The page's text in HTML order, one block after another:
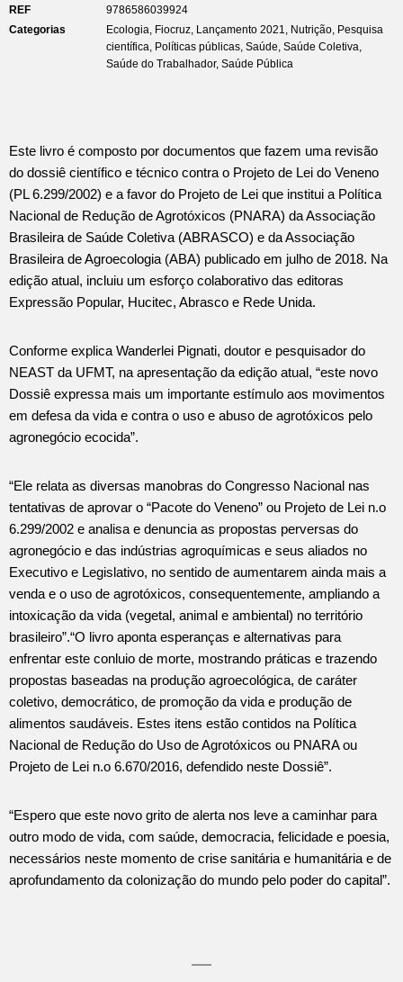
REF
9786586039924
Categorias
Ecologia Fiocruz Lançamento 2021 Nutrição Pesquisa
científica Políticas públicas Saúde Saúde Coletiva
Saúde do Trabalhador, Saúde Pública
Este livro é composto por documentos que fazem uma revisão
do dossiê científico e técnico contra o Projeto de Lei do Veneno
(PL 6.299/2002) e a favor do Projeto de Lei que institui a Política
Nacional de Redução de Agrotóxicos (PNARA) da Associação
Brasileira de Saúde Coletiva (ABRASCO) e da Associação
Brasileira de Agroecologia (ABA) publicado em julho de 2018. Na
edição atual, incluiu um esforço colaborativo das editoras
Expressão Popular, Hucitec, Abrasco e Rede Unida.
Conforme explica Wanderlei Pignati, doutor e pesquisador do
NEAST da UFMT, na apresentação da edição atual, “este novo
Dossiê expressa mais um importante estímulo aos movimentos
em defesa da vida e contra o uso e abuso de agrotóxicos pelo
agronegócio ecocida”.
“Ele relata as diversas manobras do Congresso Nacional nas
tentativas de aprovar o “Pacote do Veneno” ou Projeto de Lei n.o
6.299/2002 e analisa e denuncia as propostas perversas do
agronegócio e das indústrias agroquímicas e seus aliados no
Executivo e Legislativo, no sentido de aumentarem ainda mais a
venda e o uso de agrotóxicos, consequentemente, ampliando a
intoxicação da vida (vegetal, animal e ambiental) no território
brasileiro”.“O livro aponta esperanças e alternativas para
enfrentar este conluio de morte, mostrando práticas e trazendo
propostas baseadas na produção agroecológica, de caráter
coletivo, democrático, de promoção da vida e produção de
alimentos saudáveis. Estes itens estão contidos na Política
Nacional de Redução do Uso de Agrotóxicos ou PNARA ou
Projeto de Lei n.o 6.670/2016, defendido neste Dossiê”.
“Espero que este novo grito de alerta nos leve a caminhar para
outro modo de vida, com saúde, democracia, felicidade e poesia,
necessários neste momento de crise sanitária e humanitária e de
aprofundamento da colonização do mundo pelo poder do capital”.